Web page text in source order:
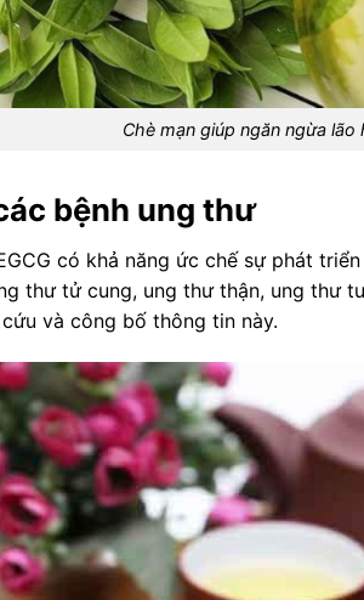
Chè mạn giúp ngăn ngừa lão
bệnh ung thư
có khả năng ức chế sự phát
thư tử cung, ung thư thận, ung thư
và công bố thông tin này.